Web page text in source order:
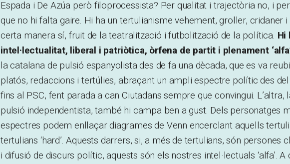
Espada i De Azúa però filoprocessista? Per qualitat i trajectòria no, i
que no hi falta gaire. Hi ha un tertulianisme vehement, groller, cridaner i
certa manera sí, fruit de la teatralització i futbolització de la política. Hi
intel·lectualitat, liberal i patriòtica, òrfena de partit i plenament
la catalana de pulsió espanyolista des de fa una dècada, que es va
platós, redaccions i tertúlies, abraçant un ampli espectre polític des
fins al PSC, fent parada a can Ciutadans sempre que convingui. L’altra,
pulsió independentista, també hi campa ben a gust. Dels personatges
espectres podem enllaçar diagrames de Venn encerclant aquells
tertulians ‘hard’. Aquests darrers, si, a més de tertulians, són persones
i difusió de discurs polític, aquests són els nostres intel·lectuals ‘alfa’. A